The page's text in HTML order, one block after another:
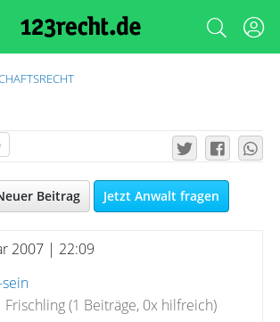
Beitrag Jetzt Anwalt fragen
2007 | 22:09
Frischling(1 Beiträge, 0x hilfreich)